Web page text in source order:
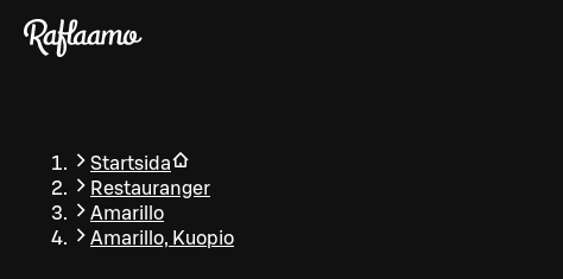
Gå till huvudinnehållet
Startsida
Restauranger
Amarillo
Amarillo, Kuopio